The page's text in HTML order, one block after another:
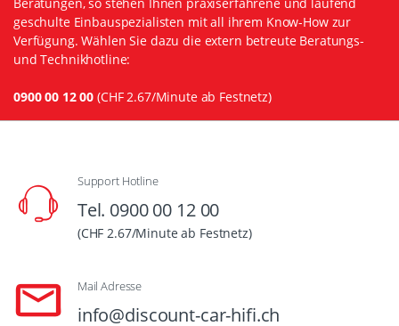
Beratungen, so stehen Ihnen praxiserfahrene und laufend
geschulte Einbauspezialisten mit all ihrem Know-How zur
Verfügung. Wählen Sie dazu die extern betreute Beratungs-
und Technikhotline:
0900 00 12 00 (CHF 2.67/Minute ab Festnetz)
Support Hotline
Tel. 0900 00 12 00
(CHF 2.67/Minute ab Festnetz)
Mail Adresse
info@discount-car-hifi.ch